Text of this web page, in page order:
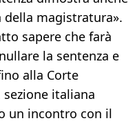
della magistratura».
sapere che farà
la sentenza e
alla Corte
italiana
un incontro con il